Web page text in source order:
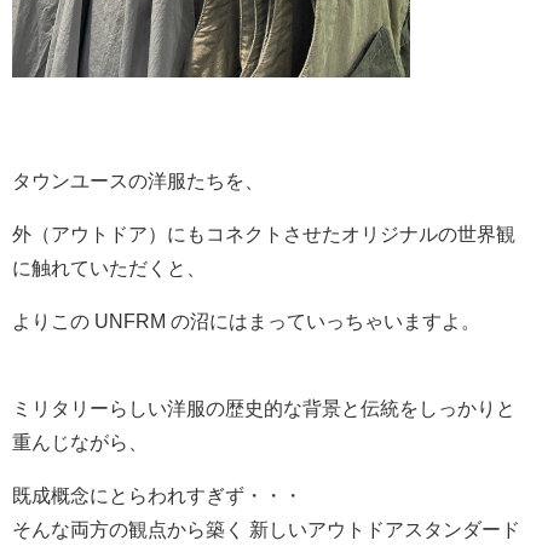
タウンユースの洋服たちを、
外（アウトドア）にもコネクトさせたオリジナルの世界観
に触れていただくと、
よりこの UNFRM の沼にはまっていっちゃいますよ。
ミリタリーらしい洋服の歴史的な背景と伝統をしっかりと
重んじながら、
既成概念にとらわれすぎず・・・
そんな両方の観点から築く 新しいアウトドアスタンダード